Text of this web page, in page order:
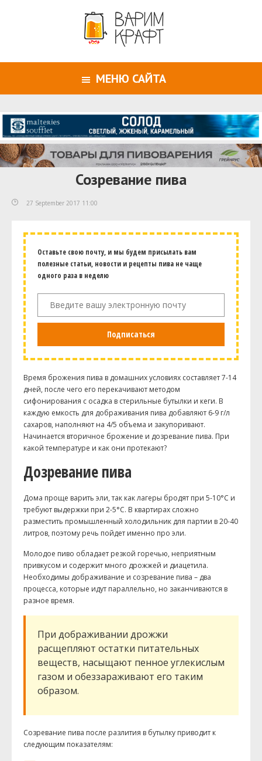
МЕНЮ САЙТА
Созревание пива
27 September 2017 11:00
Оставьте свою почту, и мы будем присылать вам
полезные статьи, новости и рецепты пива не чаще
одного раза в неделю
Подписаться
Время брожения пива в домашних условиях составляет 7-14
дней, после чего его перекачивают методом
сифонирования с осадка в стерильные бутылки и кеги. В
каждую емкость для дображивания пива добавляют 6-9 г/л
сахаров, наполняют на 4/5 объема и закупоривают.
Начинается вторичное брожение и дозревание пива. При
какой температуре и как они протекают?
Дозревание пива
Дома проще варить эли, так как лагеры бродят при 5-10°С и
требуют выдержки при 2-5°С. В квартирах сложно
разместить промышленный холодильник для партии в 20-40
литров, поэтому речь пойдет именно про эли.
Молодое пиво обладает резкой горечью, неприятным
привкусом и содержит много дрожжей и диацетила.
Необходимы дображивание и созревание пива – два
процесса, которые идут параллельно, но заканчиваются в
разное время.
При дображивании дрожжи
расщепляют остатки питательных
веществ, насыщают пенное углекислым
газом и обеззараживают его таким
образом.
Созревание пива после разлития в бутылку приводит к
следующим показателям: